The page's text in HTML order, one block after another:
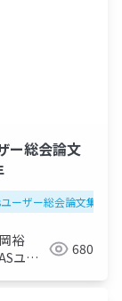
ー総会論文
ーザー総会論文集
裕
ユー
680